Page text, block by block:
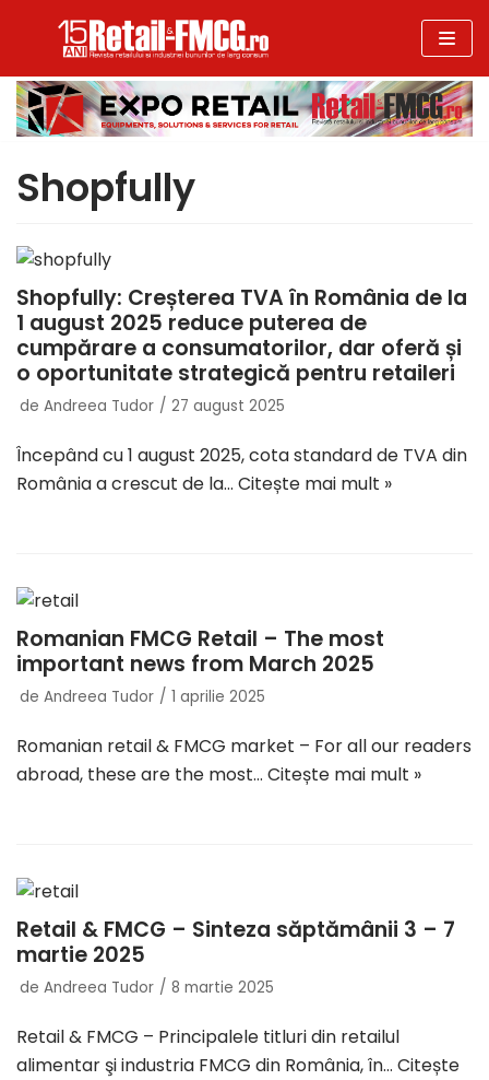
la
conținut
Shopfully
Shopfully: Creșterea TVA în România de la
1 august 2025 reduce puterea de
cumpărare a consumatorilor, dar oferă și
o oportunitate strategică pentru retaileri
de Andreea Tudor 27 august 2025
Începând cu 1 august 2025, cota standard de TVA din
România a crescut de la… Citește mai mult »
Romanian FMCG Retail – The most
important news from March 2025
de Andreea Tudor 1 aprilie 2025
Romanian retail & FMCG market – For all our readers
abroad, these are the most… Citește mai mult »
Retail & FMCG – Sinteza săptămânii 3 – 7
martie 2025
de Andreea Tudor 8 martie 2025
Retail & FMCG – Principalele titluri din retailul
alimentar şi industria FMCG din România, în… Citește